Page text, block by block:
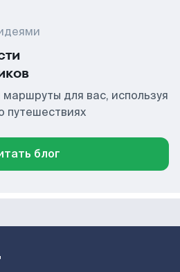
для вас, используя
путешествиях
блог